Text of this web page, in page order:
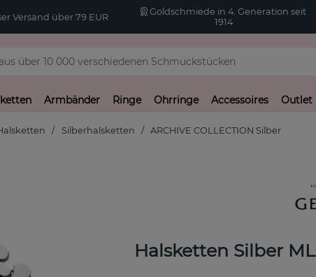
Versand über 79 EUR
Goldschmiede in 4. Generation seit
1914
Armbänder Ringe Ohrringe Accessoires Outlet
Silberhalsketten ARCHIVE COLLECTION Silber
Halsketten Silber ML